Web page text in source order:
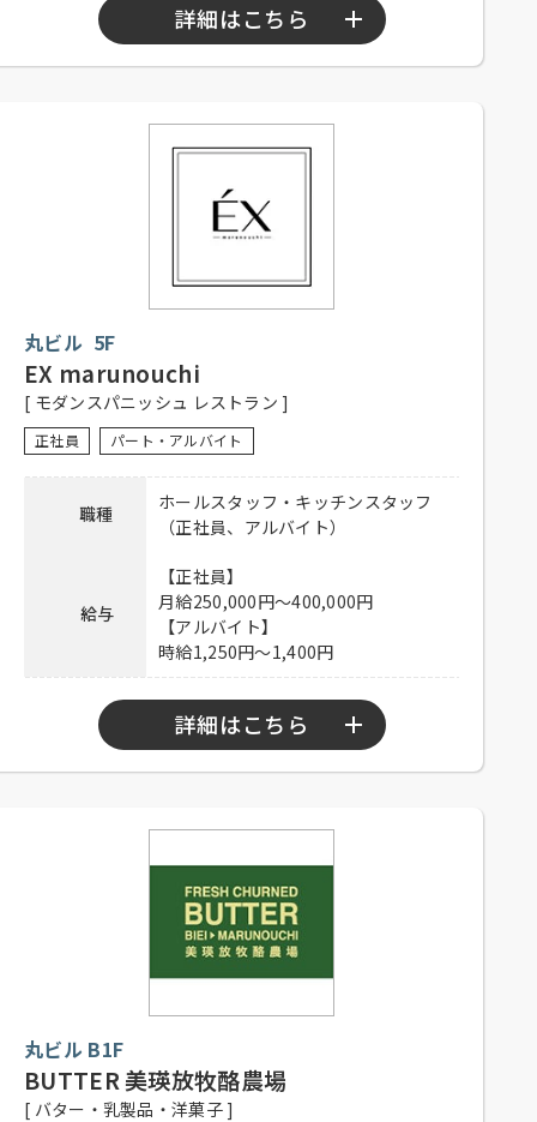
詳細はこちら
17：00～22：00
【正社員】
シフト制、週休2日、経験者優遇、未
経験者可
以上、週3日程度勤務可能な方、大学
生可、主婦歓迎、フリーター歓迎、
待遇
社員の登用有り、昇給有り、賞与有
り、深夜手当有り、社保完備、食事
付き、制服貸与、交通費全額支給
応募方法
電話連絡後、履歴書持参のうえ、ご
来店ください。
080-9472-6366 担当：山田
丸ビル 5F
EX marunouchi
[ モダンスパニッシュ レストラン ]
正社員 パート・アルバイト
職種
ホールスタッフ・キッチンスタッフ
（正社員、アルバイト）
給与
【正社員】
月給250,000円～400,000円
【アルバイト】
時給1,250円～1,400円
詳細はこちら
10：30～23：00
【正社員】
シフト制、月8日休み、経験者優遇、
未経験者可
シフト制、1日4時間以上、週1日以上
可、主婦歓迎、フリーター歓迎、経
験者優遇、未経験者可
丸ビル B1F
BUTTER 美瑛放牧酪農場
[ バター・乳製品・洋菓子 ]